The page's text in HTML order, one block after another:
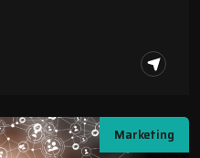
Marketing